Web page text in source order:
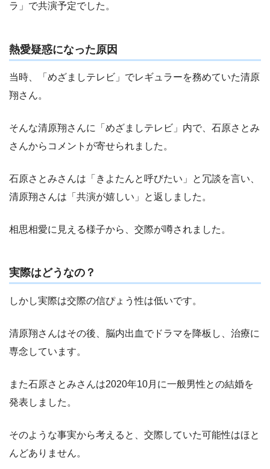
ラ」で共演予定でした。
熱愛疑惑になった原因
当時、「めざましテレビ」でレギュラーを務めていた清原
翔さん。
そんな清原翔さんに「めざましテレビ」内で、石原さとみ
さんからコメントが寄せられました。
石原さとみさんは「きよたんと呼びたい」と冗談を言い、
清原翔さんは「共演が嬉しい」と返しました。
相思相愛に見える様子から、交際が噂されました。
実際はどうなの？
しかし実際は交際の信ぴょう性は低いです。
清原翔さんはその後、脳内出血でドラマを降板し、治療に
専念しています。
また石原さとみさんは2020年10月に一般男性との結婚を
発表しました。
そのような事実から考えると、交際していた可能性はほと
んどありません。